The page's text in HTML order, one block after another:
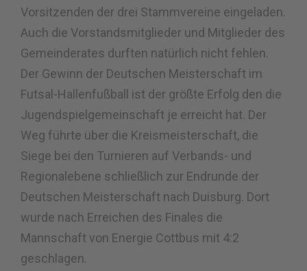
Vorsitzenden der drei Stammvereine eingeladen.
Auch die Vorstandsmitglieder und Mitglieder des
Gemeinderates durften natürlich nicht fehlen.
Der Gewinn der Deutschen Meisterschaft im
Futsal-Hallenfußball ist der größte Erfolg den die
Jugendspielgemeinschaft je erreicht hat. Der
Weg führte über die Kreismeisterschaft, die
Siege bei den Turnieren auf Verbands- und
Regionalebene schließlich zur Endrunde der
Deutschen Meisterschaft nach Duisburg. Dort
wurde nach Erreichen des Finales die
Mannschaft von Energie Cottbus mit 4:2
geschlagen.